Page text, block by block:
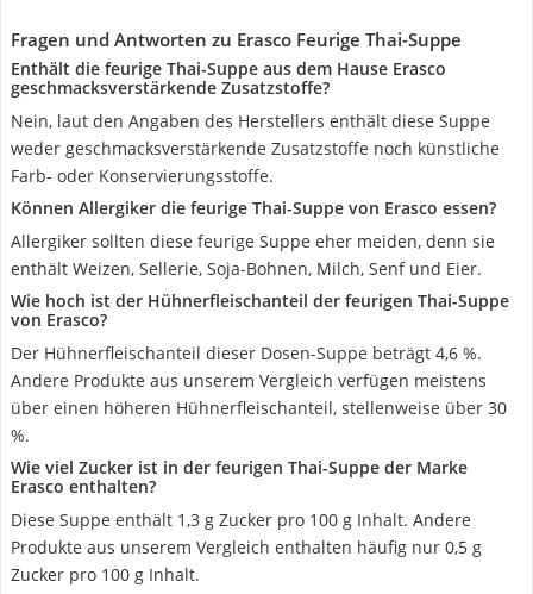
Fragen und Antworten zu Erasco Feurige Thai-Suppe
Enthält die feurige Thai-Suppe aus dem Hause Erasco
geschmacksverstärkende Zusatzstoffe?
Nein, laut den Angaben des Herstellers enthält diese Suppe
weder geschmacksverstärkende Zusatzstoffe noch künstliche
Farb- oder Konservierungsstoffe.
Können Allergiker die feurige Thai-Suppe von Erasco essen?
Allergiker sollten diese feurige Suppe eher meiden, denn sie
enthält Weizen, Sellerie, Soja-Bohnen, Milch, Senf und Eier.
Wie hoch ist der Hühnerfleischanteil der feurigen Thai-Suppe
von Erasco?
Der Hühnerfleischanteil dieser Dosen-Suppe beträgt 4,6 %.
Andere Produkte aus unserem Vergleich verfügen meistens
über einen höheren Hühnerfleischanteil, stellenweise über 30
%.
Wie viel Zucker ist in der feurigen Thai-Suppe der Marke
Erasco enthalten?
Diese Suppe enthält 1,3 g Zucker pro 100 g Inhalt. Andere
Produkte aus unserem Vergleich enthalten häufig nur 0,5 g
Zucker pro 100 g Inhalt.